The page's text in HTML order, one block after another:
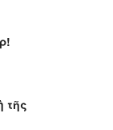
τῆς